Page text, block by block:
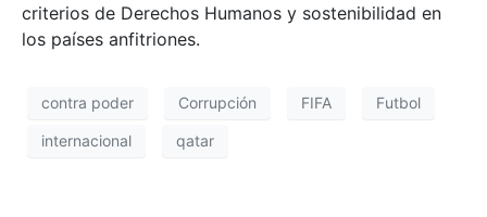
criterios de Derechos Humanos y sostenibilidad en
los países anfitriones.
contra poder Corrupción FIFA Futbol
internacional qatar